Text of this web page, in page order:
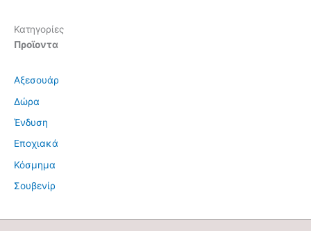
Κατηγορίες
Προϊοντα
Αξεσουάρ
Δώρα
Ένδυση
Εποχιακά
Κόσμημα
Σουβενίρ